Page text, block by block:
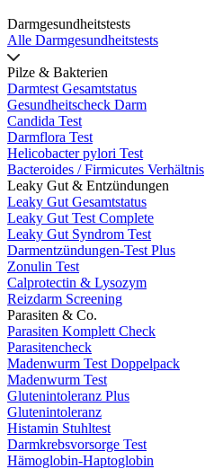
Darmgesundheitstests
Alle Darmgesundheitstests
Pilze & Bakterien
Darmtest Gesamtstatus
Gesundheitscheck Darm
Candida Test
Darmflora Test
Helicobacter pylori Test
Bacteroides / Firmicutes Verhältnis
Leaky Gut & Entzündungen
Leaky Gut Gesamtstatus
Leaky Gut Test Complete
Leaky Gut Syndrom Test
Darmentzündungen-Test Plus
Zonulin Test
Calprotectin & Lysozym
Reizdarm Screening
Parasiten & Co.
Parasiten Komplett Check
Parasitencheck
Madenwurm Test Doppelpack
Madenwurm Test
Glutenintoleranz Plus
Glutenintoleranz
Histamin Stuhltest
Darmkrebsvorsorge Test
Hämoglobin-Haptoglobin